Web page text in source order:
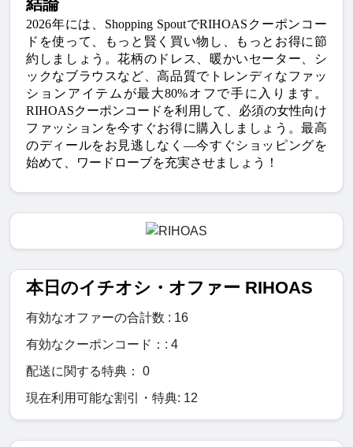
結論
2026年には、Shopping SpoutでRIHOASクーポンコー
ド を使って、もっと賢く買い物し、もっとお得に節
約しましょう。花柄のドレス、暖かいセーター、シ
ックなブラウスなど、高品質でトレンディなファッ
ションアイテムが最大80%オフで手に入ります。
RIHOASクーポンコード を利用して、必須の女性向け
ファッションを今すぐお得に購入しましょう。最高
のディールをお見逃しなく—今すぐショッピングを
始めて、ワードローブを充実させましょう！
本日のイチオシ・オファー RIHOAS
有効なオファーの合計数 : 16
有効なクーポンコード：: 4
配送に関する特典： 0
現在利用可能な割引・特典: 12